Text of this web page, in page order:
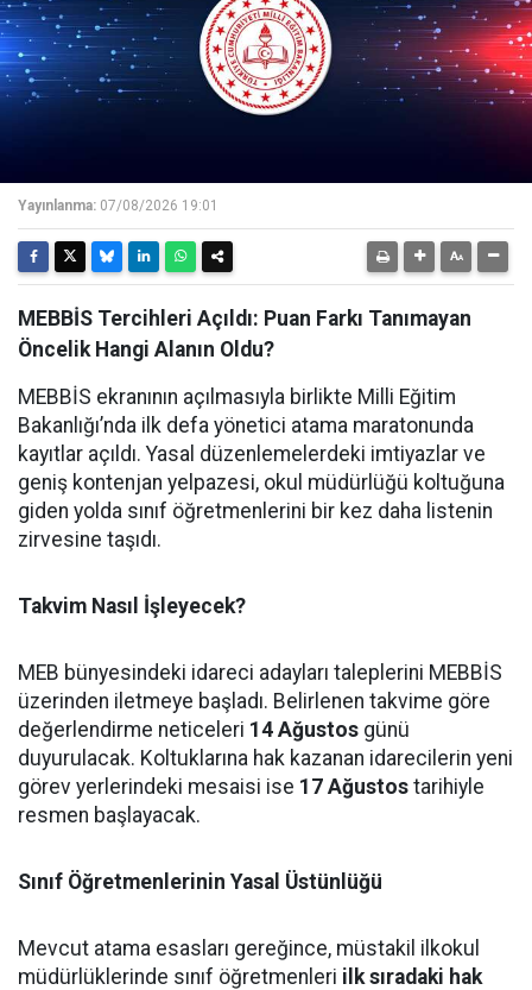
Yayınlanma: 07/08/2026 19:01
MEBBİS Tercihleri Açıldı: Puan Farkı Tanımayan
Öncelik Hangi Alanın Oldu?
MEBBİS ekranının açılmasıyla birlikte Milli Eğitim
Bakanlığı’nda ilk defa yönetici atama maratonunda
kayıtlar açıldı. Yasal düzenlemelerdeki imtiyazlar ve
geniş kontenjan yelpazesi, okul müdürlüğü koltuğuna
giden yolda sınıf öğretmenlerini bir kez daha listenin
zirvesine taşıdı.
Takvim Nasıl İşleyecek?
MEB bünyesindeki idareci adayları taleplerini MEBBİS
üzerinden iletmeye başladı. Belirlenen takvime göre
değerlendirme neticeleri 14 Ağustos günü
duyurulacak. Koltuklarına hak kazanan idarecilerin yeni
görev yerlerindeki mesaisi ise 17 Ağustos tarihiyle
resmen başlayacak.
Sınıf Öğretmenlerinin Yasal Üstünlüğü
Mevcut atama esasları gereğince, müstakil ilkokul
müdürlüklerinde sınıf öğretmenleri ilk sıradaki hak